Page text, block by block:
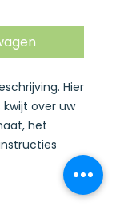
Hier
over uw
het